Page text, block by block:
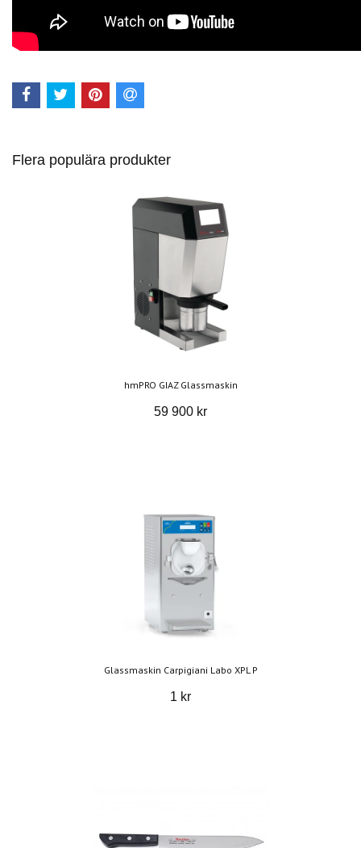
Flera populära produkter
hmPRO GIAZ Glassmaskin
59 900 kr
Glassmaskin Carpigiani Labo XPL P
1 kr